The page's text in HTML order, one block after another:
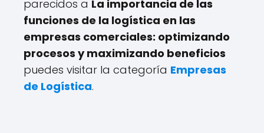
parecidos a La importancia de las
funciones de la logística en las
empresas comerciales: optimizando
procesos y maximizando beneficios
puedes visitar la categoría Empresas
de Logística.